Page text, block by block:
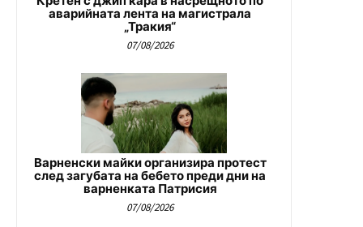
аварийната лента на магистрала
„Тракия“
07/08/2026
Варненски майки организира протест
след загубата на бебето преди дни на
варненката Патрисия
07/08/2026